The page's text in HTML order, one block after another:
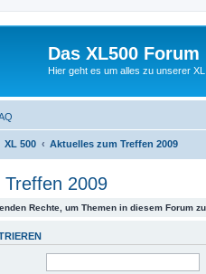
Das XL500 Forum
Hier geht es um alles zu unserer
XL 500 Aktuelles zum Treffen 2009
2009
Rechte, um Themen in diesem Forum